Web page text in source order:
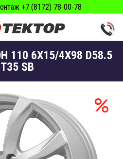
+7 (8172) 78-00-78
110 6X15/4X98 D58.5
SB